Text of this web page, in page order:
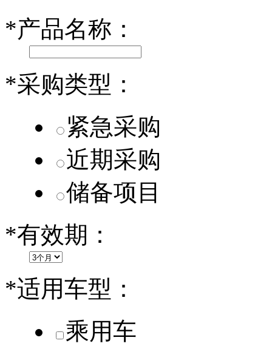
乐道L60核心零部件配套供应商一览
*产品名称：
*采购类型：
紧急采购
近期采购
储备项目
*有效期：
*适用车型：
乘用车